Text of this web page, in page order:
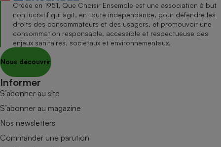
Créée en 1951, Que Choisir Ensemble est une association à but
non lucratif qui agit, en toute indépendance, pour défendre les
droits des consommateurs et des usagers, et promouvoir une
consommation responsable, accessible et respectueuse des
enjeux sanitaires, sociétaux et environnementaux.
Nous découvrir
Informer
S’abonner au site
S’abonner au magazine
Nos newsletters
Commander une parution